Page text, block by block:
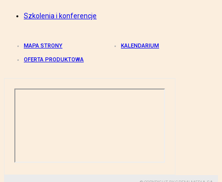
Szkolenia i konferencje
MAPA STRONY KALENDARIUM
OFERTA PRODUKTOWA